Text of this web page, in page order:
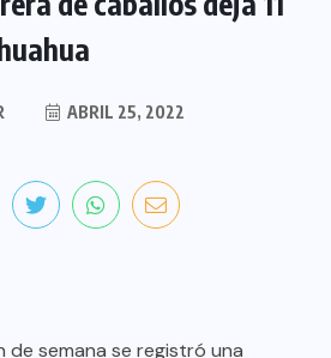
ABRIL 25, 2022
de semana se registró una